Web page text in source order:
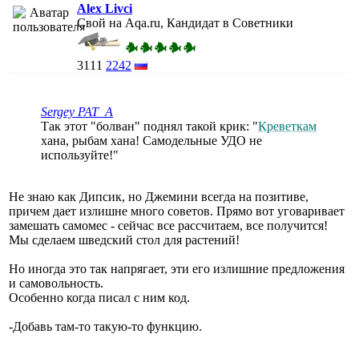
Alex Livci
Свой на Aqa.ru, Кандидат в Советники
3111 2242
Sergey PAT_A
Так этот "болван" поднял такой крик: "Креветкам
хана, рыбам хана! Самодельные УДО не
используйте!"
Не знаю как Дипсик, но Джемини всегда на позитиве,
причем дает излишне много советов. Прямо вот уговаривает
замешать самомес - сейчас все рассчитаем, все получится!
Мы сделаем шведский стол для растений!
Но иногда это так напрягает, эти его излишние предложения
и самовольность.
Особенно когда писал с ним код.
-Добавь там-то такую-то функцию.